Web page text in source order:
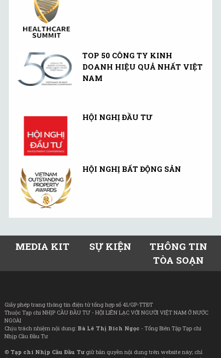
TOP 50 CÔNG TY KINH
DOANH HIỆU QUẢ NHẤT VIỆT
NAM
HỘI NGHỊ ĐẦU TƯ
HỘI NGHỊ BẤT ĐỘNG SẢN
MEDIA KIT SỰ KIỆN
THÔNG TIN
TÒA SOẠN
Giấy phép trang thông tin điện tử tổng hợp số 41/GP-TTĐT
Thuộc Tạp chí NHỊP CẦU ĐẦU TƯ - HỘI LIÊN LẠC VỚI NGƯỜI VIỆT NAM Ở NƯỚC
NGOÀI
Chịu trách nhiệm nội dung: Bà Lê Thị Bích Ngọc - Tổng Biên Tập Tạp chí
Nhịp Cầu Đầu Tư
© Tạp chí Nhịp Cầu Đầu Tưgiữ bản quyền nội dung trên website này; chỉ